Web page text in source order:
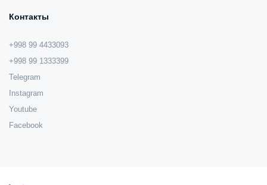
Контакты
+998 99 4433093
+998 99 1333399
Telegram
Instagram
Youtube
Facebook